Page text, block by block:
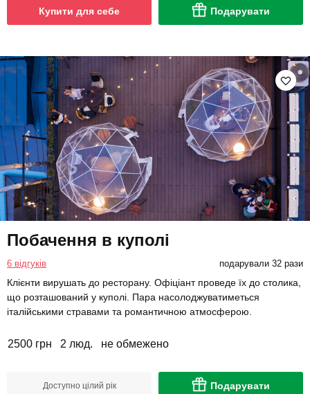
Купити для себе Подарувати
Побачення в куполі
6 відгуків подарували 32 рази
Клієнти вирушать до ресторану. Офіціант проведе їх до столика,
що розташований у куполі. Пара насолоджуватиметься
італійськими стравами та романтичною атмосферою.
2500 грн 2 люд. не обмежено
Доступно цілий рік Подарувати